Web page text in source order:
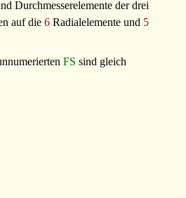
Durchmesserelemente der drei
auf die 6Radialelemente und 5
FS sind gleich